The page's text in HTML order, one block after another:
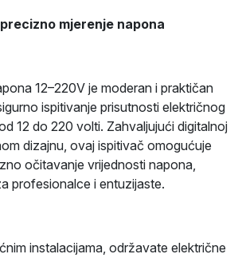
mjerenje napona
12–220V je moderan i praktičan
ispitivanje prisutnosti električnog
12 do 220 volti. Zahvaljujući digitalnoj
dizajnu, ovaj ispitivač omogućuje
očitavanje vrijednosti napona,
profesionalce i entuzijaste.
instalacijama, održavate električne